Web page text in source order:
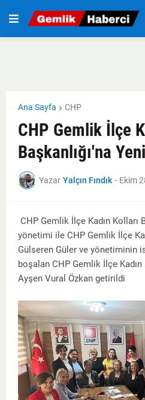
Ana Sayfa CHP
CHP Gemlik İlçe
Başkanlığı'na
Yazar Yalçın Fındık - Ekim
CHP Gemlik İlçe Kadın Kolları
yönetimi ile CHP Gemlik İlçe
Gülseren Güler ve yönetiminin
boşalan CHP Gemlik İlçe Kadın
Ayşen Vural Özkan getirildi